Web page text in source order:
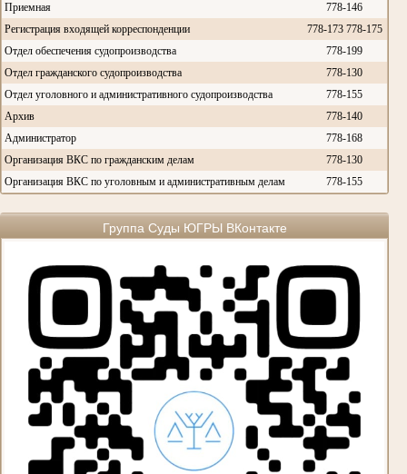
Приемная
778-146
Регистрация входящей корреспонденции
778-173 778-175
Отдел обеспечения судопроизводства
778-199
Отдел гражданского судопроизводства
778-130
Отдел уголовного и административного судопроизводства
778-155
Архив
778-140
Администратор
778-168
Организация ВКС по гражданским делам
778-130
Организация ВКС по уголовным и административным делам
778-155
Группа Суды ЮГРЫ ВКонтакте